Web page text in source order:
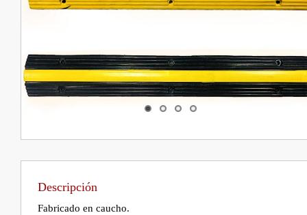
Descripción
Fabricado en caucho.